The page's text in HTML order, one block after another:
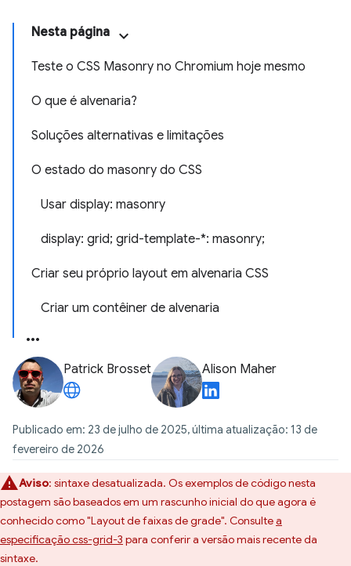
Nesta página
Teste o CSS Masonry no Chromium hoje mesmo
O que é alvenaria?
Soluções alternativas e limitações
O estado do masonry do CSS
Usar display: masonry
display: grid; grid-template-*: masonry;
Criar seu próprio layout em alvenaria CSS
Criar um contêiner de alvenaria
Patrick Brosset Alison Maher
Publicado em: 23 de julho de 2025, última atualização: 13 de
fevereiro de 2026
Aviso: sintaxe desatualizada. Os exemplos de código nesta
postagem são baseados em um rascunho inicial do que agora é
conhecido como "Layout de faixas de grade". Consultea
especificação css-grid-3 para conferir a versão mais recente da
sintaxe.